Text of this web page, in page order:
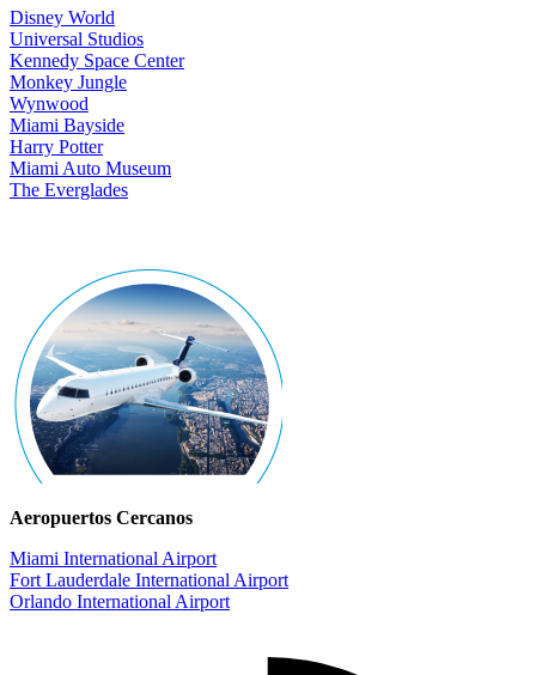
Disney World
Universal Studios
Kennedy Space Center
Monkey Jungle
Wynwood
Miami Bayside
Harry Potter
Miami Auto Museum
The Everglades
Aeropuertos Cercanos
Miami International Airport
Fort Lauderdale International Airport
Orlando International Airport